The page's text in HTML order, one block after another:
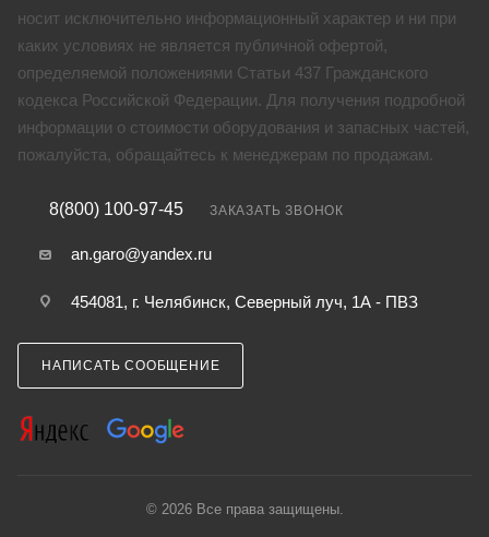
носит исключительно информационный характер и ни при
каких условиях не является публичной офертой,
определяемой положениями Статьи 437 Гражданского
кодекса Российской Федерации. Для получения подробной
информации о стоимости оборудования и запасных частей,
пожалуйста, обращайтесь к менеджерам по продажам.
8(800) 100-97-45 ЗАКАЗАТЬ ЗВОНОК
an.garo@yandex.ru
454081, г. Челябинск, Северный луч, 1А - ПВЗ
НАПИСАТЬ СООБЩЕНИЕ
© 2026 Все права защищены.